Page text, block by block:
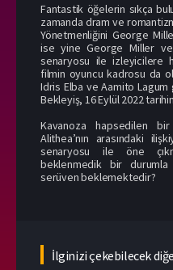
Fantastik öğelerin sıkça
zamanda dram ve
Yönetmenliğini George
ise yine George Miller
senaryosu ile izleyicilere
filmin oyuncu kadrosu da
Idris Elba ve Aamito Lagum
Bekleyiş, 16 Eylül 2022
Kavanoza hapsedilen
Alithea’nın arasındaki
senaryosu ile öne
beklenmedik bir durumla
serüven beklemektedir?
İlginizi çekebilecek